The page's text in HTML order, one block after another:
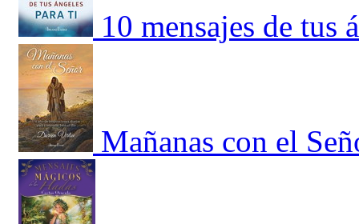
10 mensajes de tus
Mañanas con el